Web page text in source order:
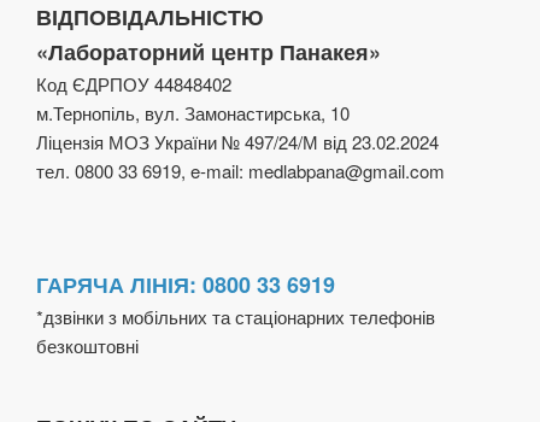
ВІДПОВІДАЛЬНІСТЮ
«Лабораторний центр Панакея»
Код ЄДРПОУ 44848402
м.Тернопіль, вул. Замонастирська, 10
Ліцензія МОЗ України № 497/24/М від 23.02.2024
тел. 0800 33 6919, e-mail: medlabpana@gmail.com
ГАРЯЧА ЛІНІЯ: 0800 33 6919
*дзвінки з мобільних та стаціонарних телефонів
безкоштовні